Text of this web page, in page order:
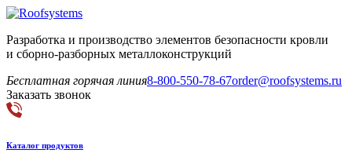
Разработка и производство элементов безопасности кровли
и сборно-разборных металлоконструкций
Бесплатная горячая линия8-800-550-78-67order@roofsystems.ru
Заказать звонок
Каталог продуктов